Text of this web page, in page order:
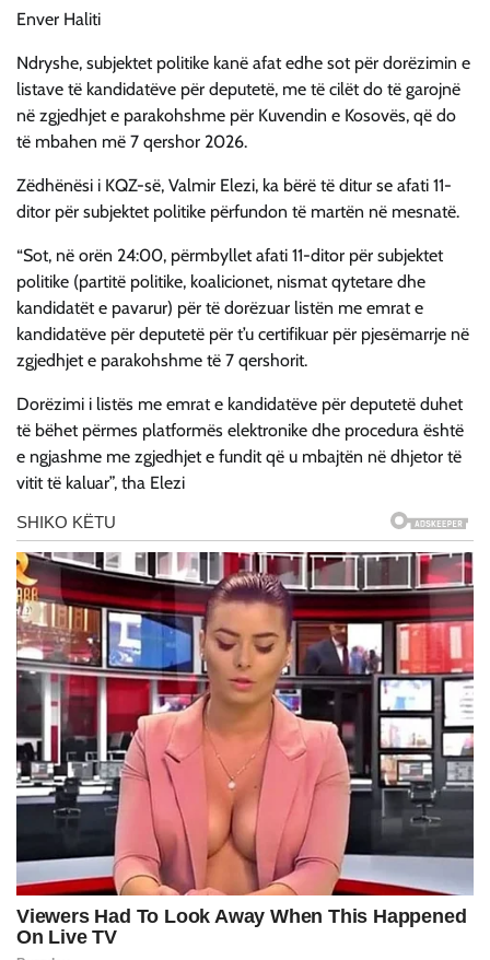
Enver Haliti
Ndryshe, subjektet politike kanë afat edhe sot për dorëzimin e
listave të kandidatëve për deputetë, me të cilët do të garojnë
në zgjedhjet e parakohshme për Kuvendin e Kosovës, që do
të mbahen më 7 qershor 2026.
Zëdhënësi i KQZ-së, Valmir Elezi, ka bërë të ditur se afati 11-
ditor për subjektet politike përfundon të martën në mesnatë.
“Sot, në orën 24:00, përmbyllet afati 11-ditor për subjektet
politike (partitë politike, koalicionet, nismat qytetare dhe
kandidatët e pavarur) për të dorëzuar listën me emrat e
kandidatëve për deputetë për t’u certifikuar për pjesëmarrje në
zgjedhjet e parakohshme të 7 qershorit.
Dorëzimi i listës me emrat e kandidatëve për deputetë duhet
të bëhet përmes platformës elektronike dhe procedura është
e ngjashme me zgjedhjet e fundit që u mbajtën në dhjetor të
vitit të kaluar”, tha Elezi